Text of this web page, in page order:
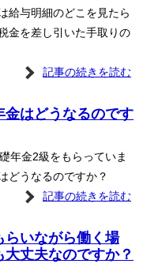
給与明細のどこを見たら
金を差し引いた手取りの
記事の続きを読む
はどうなるのです
年金2級をもらっていま
どうなるのですか？
記事の続きを読む
らいながら働く場
丈夫なのですか？